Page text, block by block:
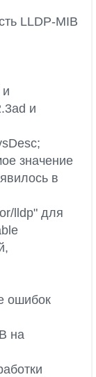
LLDP-MIB
и
значение
в
lldp" для
ошибок
на